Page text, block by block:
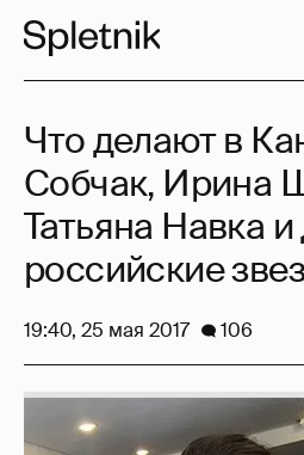
Что делают в
Собчак, Ирина
Татьяна Навка и
российские
19:40, 25 мая 2017 106